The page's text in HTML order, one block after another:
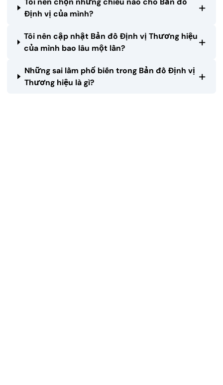
Định vị của mình?
+
Tôi nên cập nhật Bản đồ Định vị Thương hiệu
của mình bao lâu một lần?
+
Những sai lầm phổ biến trong Bản đồ Định vị
Thương hiệu là gì?
+